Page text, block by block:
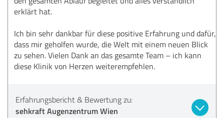
erklärt hat.
Ich bin sehr dankbar für diese positive Erfahrung und dafür,
dass mir geholfen wurde, die Welt mit einem neuen Blick
zu sehen. Vielen Dank an das gesamte Team – ich kann
diese Klinik von Herzen weiterempfehlen.
Erfahrungsbericht & Bewertung zu:
sehkraft Augenzentrum Wien